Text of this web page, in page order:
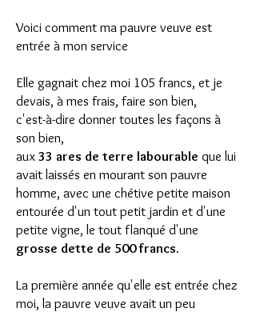
Voici comment ma pauvre veuve est
entrée à mon service
Elle gagnait chez moi 105 francs, et je
devais, à mes frais, faire son bien,
c'est-à-dire donner toutes les façons à
son bien,
aux 33 ares de terre labourable que lui
avait laissés en mourant son pauvre
homme, avec une chétive petite maison
entourée d'un tout petit jardin et d'une
petite vigne, le tout flanqué d'une
grosse dette de 500 francs.
La première année qu'elle est entrée chez
moi, la pauvre veuve avait un peu